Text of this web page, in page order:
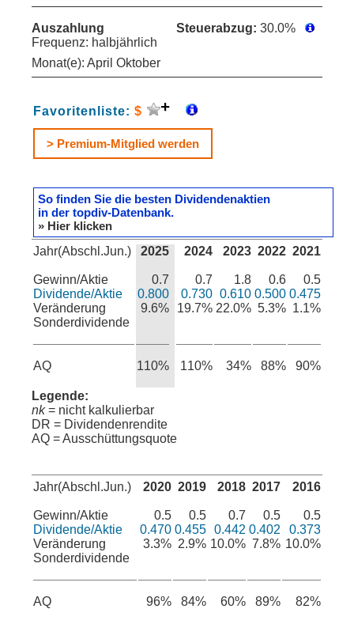
Auszahlung
Frequenz: halbjährlich
Monat(e): April Oktober
Steuerabzug: 30.0%
Favoritenliste: $
> Premium-Mitglied werden
So finden Sie die besten Dividendenaktien
in der topdiv-Datenbank.
» Hier klicken
Jahr(Abschl.Jun.)
Gewinn/Aktie
Dividende/Aktie
Veränderung
Sonderdividende
AQ
2025
0.7
0.800
9.6%
110%
2024
0.7
0.730
19.7%
110%
2023
1.8
0.610
22.0%
34%
2022
0.6
0.500
5.3%
88%
2021
0.5
0.475
1.1%
90%
Legende:
nk= nicht kalkulierbar
DR = Dividendenrendite
AQ = Ausschüttungsquote
Jahr(Abschl.Jun.)
Gewinn/Aktie
Dividende/Aktie
Veränderung
Sonderdividende
AQ
2020
0.5
0.470
3.3%
96%
2019
0.5
0.455
2.9%
84%
2018
0.7
0.442
10.0%
60%
2017
0.5
0.402
7.8%
89%
2016
0.5
0.373
10.0%
82%